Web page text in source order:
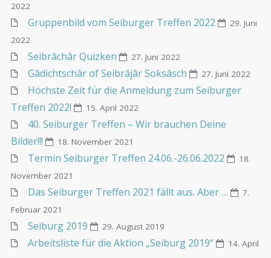
2022
Gruppenbild vom Seiburger Treffen 2022
29. Juni
2022
Seibrâchâr Quizken 27. Juni 2022
Gâdichtschâr of Seibrâjâr Soksâsch 27. Juni 2022
Höchste Zeit für die Anmeldung zum Seiburger
Treffen 2022!
15. April 2022
40. Seiburger Treffen – Wir brauchen Deine
Bilder!!!
18. November 2021
Termin Seiburger Treffen 24.06.-26.06.2022
18.
November 2021
Das Seiburger Treffen 2021 fällt aus. Aber …
7.
Februar 2021
Seiburg 2019 29. August 2019
Arbeitsliste für die Aktion „Seiburg 2019“
14. April